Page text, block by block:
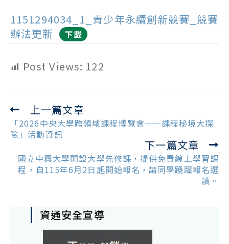
1151294034_1_青少年永續創新競賽_競賽
辦法更新
下載
Post Views: 122
Read
more
articles
上一篇文章
「2026中央大學跨領域課程博覽會——課程秘境大探
險」活動資訊
下一篇文章
國立中興大學開設大學先修課，提供免費線上學習課
程，自115年6月2日起開始報名，請同學踴躍報名選
讀。
資通安全宣導